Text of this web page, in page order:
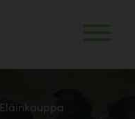
Eläinkauppa